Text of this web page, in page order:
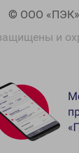
© ООО
и